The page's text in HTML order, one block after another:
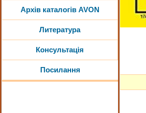
Архів каталогів AVON
Литература
Консультація
Посилання